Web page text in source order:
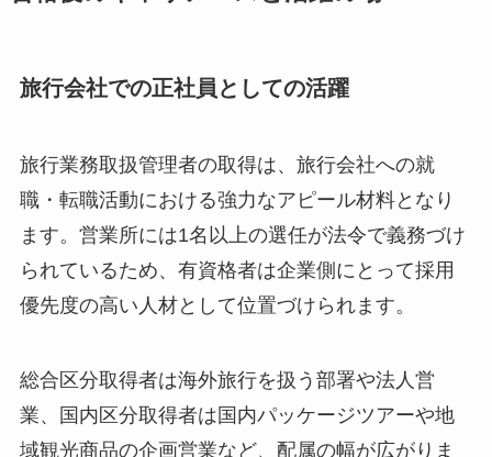
旅行会社での正社員としての活躍
旅行業務取扱管理者の取得は、旅行会社への就
職・転職活動における強力なアピール材料となり
ます。営業所には1名以上の選任が法令で義務づけ
られているため、有資格者は企業側にとって採用
優先度の高い人材として位置づけられます。
総合区分取得者は海外旅行を扱う部署や法人営
業、国内区分取得者は国内パッケージツアーや地
域観光商品の企画営業など、配属の幅が広がりま